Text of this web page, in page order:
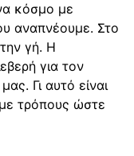
κόσμο με
αναπνέουμε. Στο
γή. Η
για τον
Γι αυτό είναι
τρόπους ώστε